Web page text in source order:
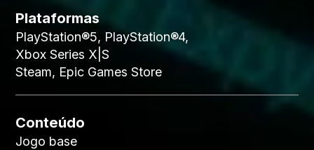
Plataformas
PlayStation®5, PlayStation®4,
Xbox Series X|S
Steam, Epic Games Store
Conteúdo
Jogo base